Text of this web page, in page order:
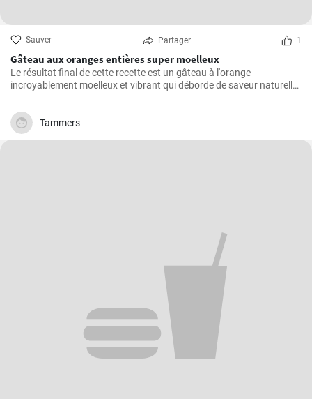
Sauver Partager 1
Gâteau aux oranges entières super moelleux
Le résultat final de cette recette est un gâteau à l'orange
incroyablement moelleux et vibrant qui déborde de saveur naturelle
d'agrumes.
Tammers